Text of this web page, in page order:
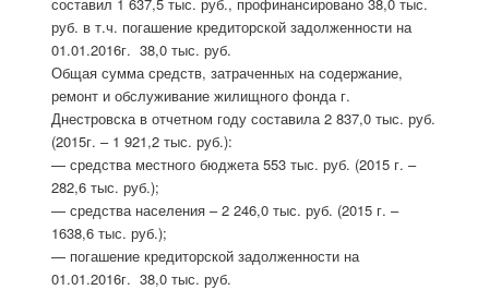
руб. в т.ч. погашение кредиторской задолженности на
01.01.2016г. 38,0 тыс. руб.
Общая сумма средств, затраченных на содержание,
ремонт и обслуживание жилищного фонда г.
Днестровска в отчетном году составила 2 837,0 тыс. руб.
(2015г. – 1 921,2 тыс. руб.):
— средства местного бюджета 553 тыс. руб. (2015 г. –
282,6 тыс. руб.);
— средства населения – 2 246,0 тыс. руб. (2015 г. –
1638,6 тыс. руб.);
— погашение кредиторской задолженности на
01.01.2016г. 38,0 тыс. руб.